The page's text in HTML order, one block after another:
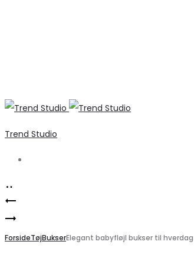
Trend Studio
Product
navigation
bluse
Marta
Du
ForsideTøjBukserElegant babyfløjl bukser til